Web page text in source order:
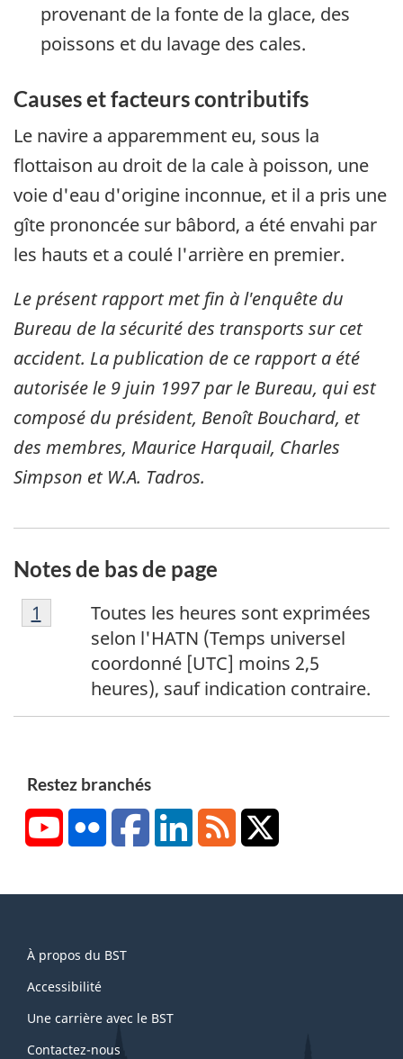
provenant de la fonte de la glace, des
poissons et du lavage des cales.
Causes et facteurs contributifs
Le navire a apparemment eu, sous la
flottaison au droit de la cale à poisson, une
voie d'eau d'origine inconnue, et il a pris une
gîte prononcée sur bâbord, a été envahi par
les hauts et a coulé l'arrière en premier.
Le présent rapport met fin à l'enquête du
Bureau de la sécurité des transports sur cet
accident. La publication de ce rapport a été
autorisée le 9 juin 1997par le Bureau, qui est
composé du président, Benoît Bouchard, et
des membres, Maurice Harquail, Charles
Simpson et W.A. Tadros.
Notes de bas de page
N
o
Toutes les heures sont exprimées
selon l'HATN (Temps universel
coordonné [UTC] moins 2,5
heures), sauf indication contraire.
Retour à la référence de la note de bas de
1
Restez branchés
YouTubeFlickr FacebookLinkedInRSS
this
site
À propos du BST
Accessibilité
Une carrière avec le BST
Contactez-nous